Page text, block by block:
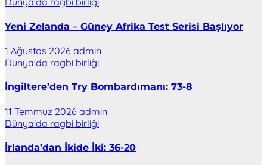
Yeni Zelanda – Güney Afrika Test Serisi Başlıyor
1 Ağustos 2026 admin
Dünya'da ragbi birliği
İngiltere’den Try Bombardımanı: 73-8
11 Temmuz 2026 admin
Dünya'da ragbi birliği
İrlanda’dan İkide İki: 36-20